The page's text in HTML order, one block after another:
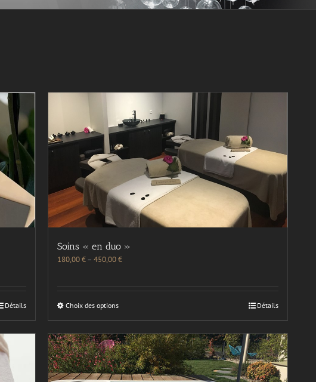
Détails
Soins « en duo »
180,00€– 450,00€
Choix des options Détails